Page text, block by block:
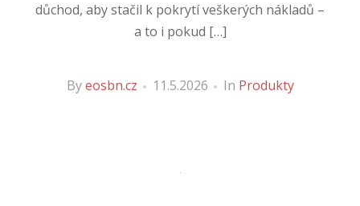
důchod, aby stačil k pokrytí veškerých nákladů –
a to i pokud […]
Byeosbn.cz 11.5.2026 In Produkty